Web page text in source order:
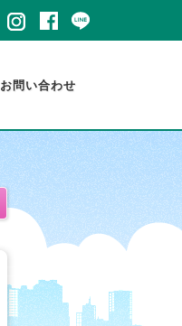
お問い合わせ